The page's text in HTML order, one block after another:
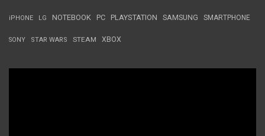
iPHONE LG NOTEBOOK PC PLAYSTATION SAMSUNG SMARTPHONE
SONY STAR WARS STEAM XBOX